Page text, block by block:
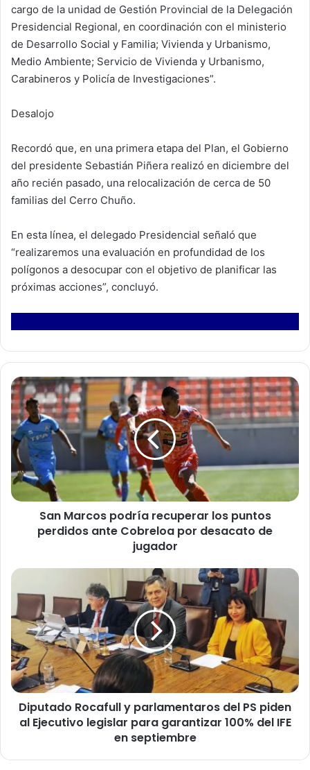
cargo de la unidad de Gestión Provincial de la Delegación
Presidencial Regional, en coordinación con el ministerio
de Desarrollo Social y Familia; Vivienda y Urbanismo,
Medio Ambiente; Servicio de Vivienda y Urbanismo,
Carabineros y Policía de Investigaciones”.
Desalojo
Recordó que, en una primera etapa del Plan, el Gobierno
del presidente Sebastián Piñera realizó en diciembre del
año recién pasado, una relocalización de cerca de 50
familias del Cerro Chuño.
En esta línea, el delegado Presidencial señaló que
“realizaremos una evaluación en profundidad de los
polígonos a desocupar con el objetivo de planificar las
próximas acciones”, concluyó.
S
a
n
M
a
r
c
o
s
í
e
u
p
e
r
s
San Marcos podría recuperar los puntos
perdidos ante Cobreloa por desacato de
jugador
D
u
t
a
d
o
R
Diputado Rocafull y parlamentaros del PS piden
al Ejecutivo legislar para garantizar 100% del IFE
en septiembre